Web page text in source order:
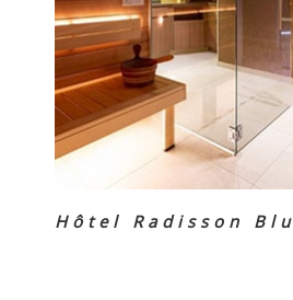
Hôtel Radisson Blu